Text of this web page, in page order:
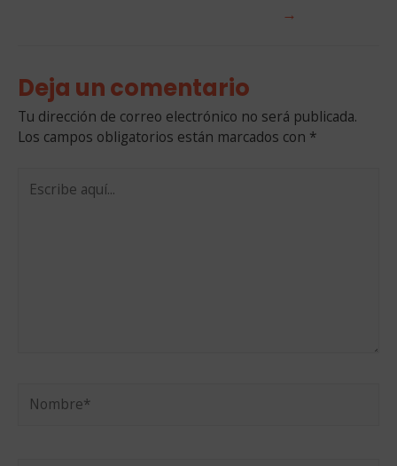
→
Deja un comentario
Tu dirección de correo electrónico no será publicada.
Los campos obligatorios están marcados con *
aquí...